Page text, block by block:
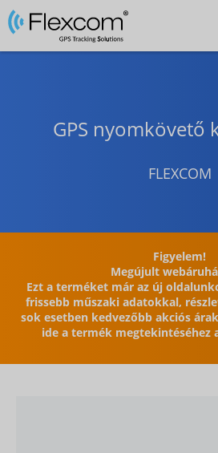
GPS nyomkövető
FLEXCOM
Figyelem!
Megújult
Ezt a terméket már az új
frissebb műszaki adatokkal,
sok esetben kedvezőbb akciós
ide a termék megtekintéséhez